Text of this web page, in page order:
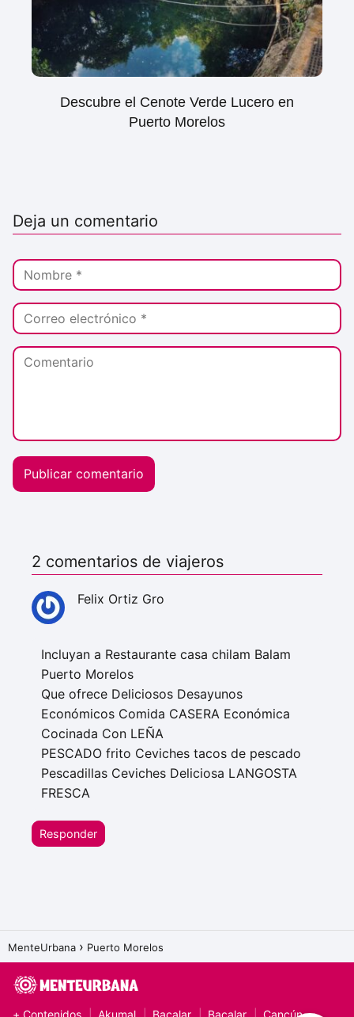
Descubre el Cenote Verde Lucero en
Puerto Morelos
2 comentarios de viajeros
Felix Ortiz Gro
Incluyan a Restaurante casa chilam Balam
Puerto Morelos
Que ofrece Deliciosos Desayunos
Económicos Comida CASERA Económica
Cocinada Con LEÑA
PESCADO frito Ceviches tacos de pescado
Pescadillas Ceviches Deliciosa LANGOSTA
FRESCA
Responder
Deja un comentario
MenteUrbana Puerto Morelos